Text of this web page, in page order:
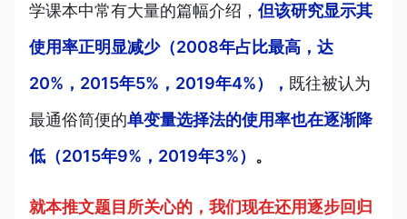
学课本中常有大量的篇幅介绍， 但该研究显示其
使用率正明显减少（2008年占比最高，达
20%，2015年5%，2019年4%）， 既往被认为
最通俗简便的单变量选择法的使用率也在逐渐降
低（2015年9%，2019年3%） 。
就本推文题目所关心的，我们现在还用逐步回归